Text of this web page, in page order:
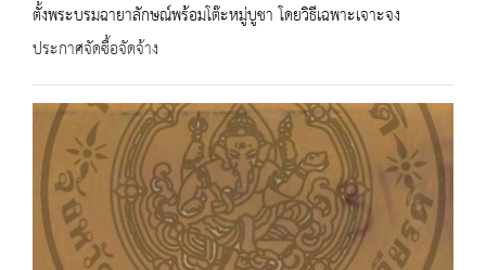
ตั้งพระบรมฉายาลักษณ์พร้อมโต๊ะหมู่บูชา โดยวิธีเฉพาะเจาะจง
ประกาศจัดซื้อจัดจ้าง